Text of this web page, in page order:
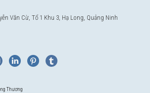
Văn Cừ, Tổ 1 Khu 3, Hạ Long, Quảng Ninh
Thương